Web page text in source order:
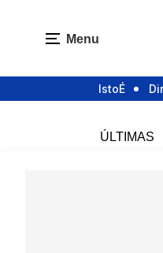
Menu
IstoÉ
ÚLTIMAS